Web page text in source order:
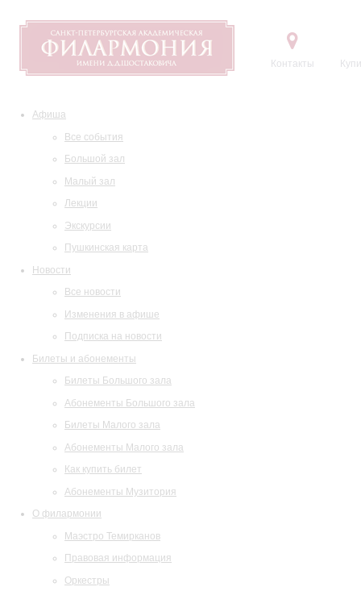
Контакты
Афиша
Все события
Большой зал
Малый зал
Лекции
Экскурсии
Пушкинская карта
Новости
Все новости
Изменения в афише
Подписка на новости
Билеты и абонементы
Билеты Большого зала
Абонементы Большого зала
Билеты Малого зала
Абонементы Малого зала
Как купить билет
Абонементы Музитория
О филармонии
Маэстро Темирканов
Правовая информация
Оркестры